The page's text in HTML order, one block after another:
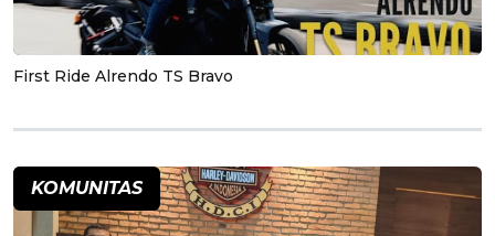
First Ride Alrendo TS Bravo
KOMUNITAS